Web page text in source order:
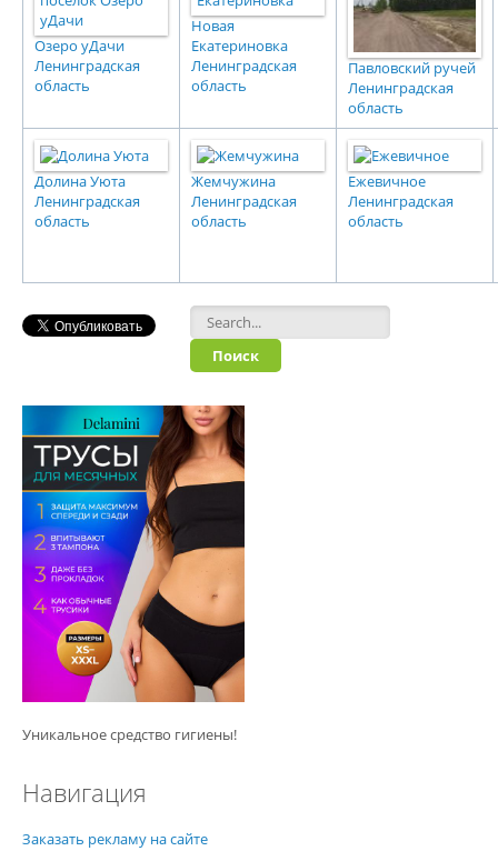
Озеро уДачи
Ленинградская
область
Новая
Екатериновка
Ленинградская
область
Павловский ручей
Ленинградская
область
Долина Уюта
Ленинградская
область
Жемчужина
Ленинградская
область
Ежевичное
Ленинградская
область
Форма поиска
Уникальное средство гигиены!
Навигация
Заказать рекламу на сайте